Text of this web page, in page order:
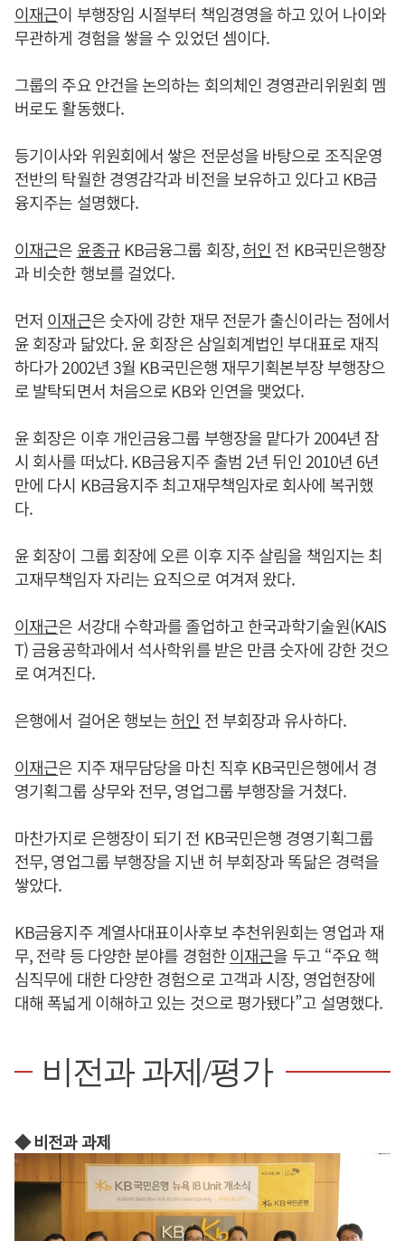
이재근이 부행장임 시절부터 책임경영을 하고 있어 나이와
무관하게 경험을 쌓을 수 있었던 셈이다.
그룹의 주요 안건을 논의하는 회의체인 경영관리위원회 멤
버로도 활동했다.
등기이사와 위원회에서 쌓은 전문성을 바탕으로 조직운영
전반의 탁월한 경영감각과 비전을 보유하고 있다고 KB금
융지주는 설명했다.
이재근은 윤종규KB금융그룹 회장,허인 전 KB국민은행장
과 비슷한 행보를 걸었다.
먼저 이재근은 숫자에 강한 재무 전문가 출신이라는 점에서
윤 회장과 닮았다. 윤 회장은 삼일회계법인 부대표로 재직
하다가 2002년 3월 KB국민은행 재무기획본부장 부행장으
로 발탁되면서 처음으로 KB와 인연을 맺었다.
윤 회장은 이후 개인금융그룹 부행장을 맡다가 2004년 잠
시 회사를 떠났다. KB금융지주 출범 2년 뒤인 2010년 6년
만에 다시 KB금융지주 최고재무책임자로 회사에 복귀했
다.
윤 회장이 그룹 회장에 오른 이후 지주 살림을 책임지는 최
고재무책임자 자리는 요직으로 여겨져 왔다.
이재근은 서강대 수학과를 졸업하고 한국과학기술원(KAIS
T) 금융공학과에서 석사학위를 받은 만큼 숫자에 강한 것으
로 여겨진다.
은행에서 걸어온 행보는허인 전 부회장과 유사하다.
이재근은 지주 재무담당을 마친 직후 KB국민은행에서 경
영기획그룹 상무와 전무, 영업그룹 부행장을 거쳤다.
마찬가지로 은행장이 되기 전 KB국민은행 경영기획그룹
전무, 영업그룹 부행장을 지낸 허 부회장과 똑닮은 경력을
쌓았다.
KB금융지주 계열사대표이사후보 추천위원회는 영업과 재
무, 전략 등 다양한 분야를 경험한이재근을 두고 “주요 핵
심직무에 대한 다양한 경험으로 고객과 시장, 영업현장에
대해 폭넓게 이해하고 있는 것으로 평가됐다”고 설명했다.
비전과 과제/평가
◆ 비전과 과제